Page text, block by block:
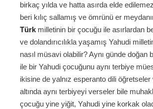
birkaç yılda ve hatta asırda elde
beri kılıç sallamış ve ömrünü er
Türk milletinin bir çocuğu ile asırlardan
ve dolandırıcılıkla yaşamış Yahudi
nasıl müsavi olabilir? Aynı günde doğan
ile bir Yahudi çocuğunu aynı terbiye
ikisine de yalnız esperanto dili öğretseler
altında aynı terbiyeyi verseler bile
çocuğu yine yiğit, Yahudi yine korkak